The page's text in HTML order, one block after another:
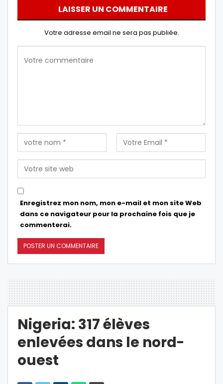
LAISSER UN COMMENTAIRE
Votre adresse email ne sera pas publiée.
Enregistrez mon nom, mon e-mail et mon site Web
dans ce navigateur pour la prochaine fois que je
commenterai.
Nigeria: 317 élèves
enlevées dans le nord-
ouest